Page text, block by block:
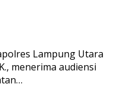
Lampung Utara
menerima audiensi